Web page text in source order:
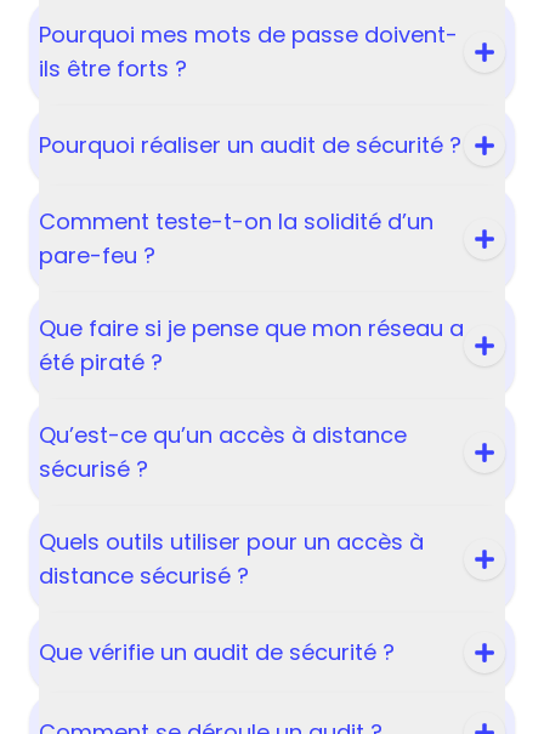
Pourquoi mes mots de passe doivent-
ils être forts ?
Pourquoi réaliser un audit de sécurité ?
Comment teste-t-on la solidité d’un
pare-feu ?
Que faire si je pense que mon réseau a
été piraté ?
Qu’est-ce qu’un accès à distance
sécurisé ?
Quels outils utiliser pour un accès à
distance sécurisé ?
Que vérifie un audit de sécurité ?